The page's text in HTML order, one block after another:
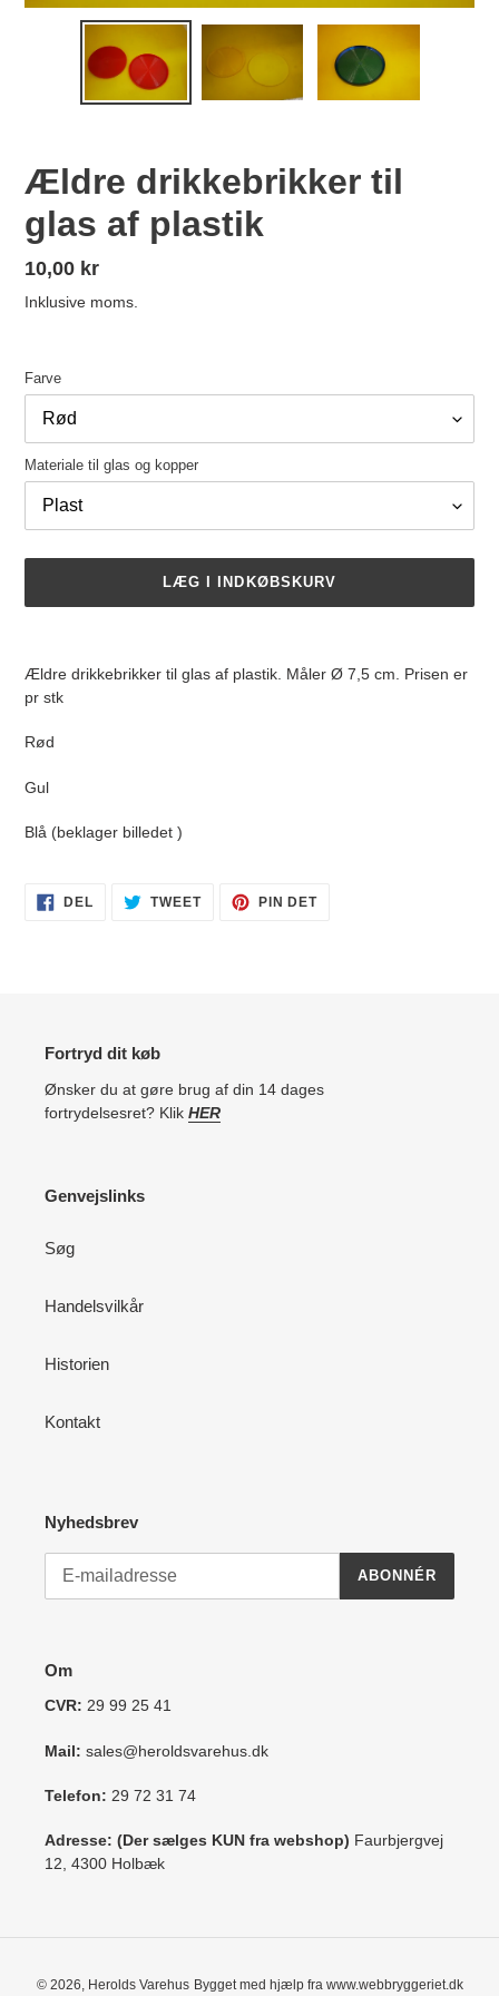
Ældre drikkebrikker til
glas af plastik
Normalpris
10,00 kr
Inklusive moms.
Farve
Materiale til glas og kopper
LÆG I INDKØBSKURV
din
indkøbskurv
Ældre drikkebrikker til glas af plastik. Måler Ø 7,5 cm. Prisen er
pr stk
Rød
Gul
Blå (beklager billedet )
DEL TWEETTWEET
PIN DETPIN
Fortryd dit køb
Ønsker du at gøre brug af din 14 dages
fortrydelsesret? Klik HER
Genvejslinks
Søg
Handelsvilkår
Historien
Kontakt
Nyhedsbrev
ABONNÉR
Om
CVR: 29 99 25 41
Mail: sales@heroldsvarehus.dk
Telefon: 29 72 31 74
Adresse: (Der sælges KUN fra webshop) Faurbjergvej
12, 4300 Holbæk
© 2026, Herolds Varehus Bygget med hjælp fra www.webbryggeriet.dk